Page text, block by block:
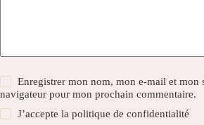
Enregistrer mon nom, mon e-mail et mon
navigateur pour mon prochain commentaire.
J’accepte lapolitique de confidentialité